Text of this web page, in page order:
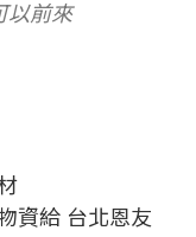
以前來
資給 台北恩友